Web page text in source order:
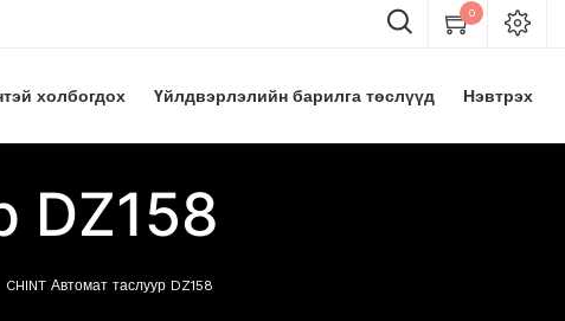
0
холбогдох Үйлдвэрлэлийн барилга төслүүд Нэвтрэх
DZ158
CHINT Автомат таслуур DZ158